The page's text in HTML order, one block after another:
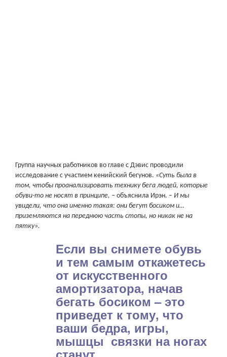
Группа научных работников во главе с Дэвис проводили
исследование с участием кенийский бегунов. «Суть была в
том, чтобы проанализировать технику бега людей, которые
обуви-то не носят в принципе, – объяснила Ирэн. – И мы
увидели, что она именно такая: они бегут босиком и…
приземляются на переднюю часть стопы, но никак не на
пятку».
Если вы снимете обувь
и тем самым откажетесь
от искусственного
амортизатора, начав
бегать босиком – это
приведет к тому, что
ваши бедра, игры,
мышцы связки на ногах